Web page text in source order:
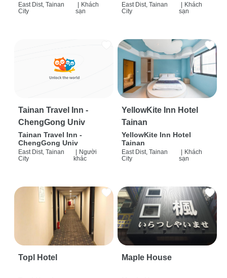
East Dist, Tainan
City
| Khách
sạn
East Dist, Tainan
City
| Khách
sạn
Tainan Travel Inn -
ChengGong Univ
Tainan Travel Inn -
ChengGong Univ
East Dist, Tainan
City
| Người
khác
YellowKite Inn Hotel
Tainan
YellowKite Inn Hotel
Tainan
East Dist, Tainan
City
| Khách
sạn
Topl Hotel Maple House